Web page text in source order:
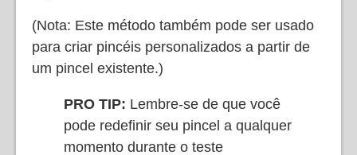
(Nota: Este método também pode ser usado
para criar pincéis personalizados a partir de
um pincel existente.)
PRO TIP: Lembre-se de que você
pode redefinir seu pincel a qualquer
momento durante o teste